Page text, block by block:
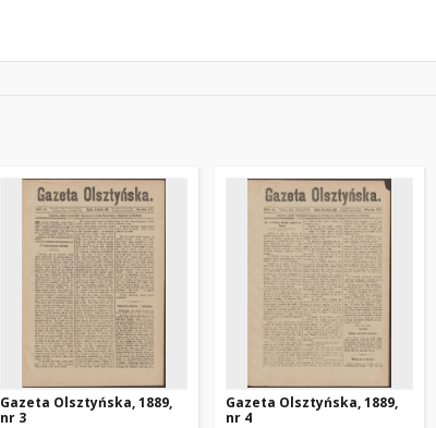
Gazeta Olsztyńska, 1889,
nr 3
Gazeta Olsztyńska, 1889,
nr 4